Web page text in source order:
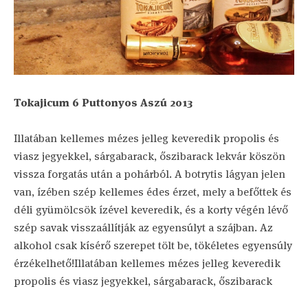
Tokajicum 6 Puttonyos Aszú 2013
Illatában kellemes mézes jelleg keveredik propolis és
viasz jegyekkel, sárgabarack, őszibarack lekvár köszön
vissza forgatás után a pohárból. A botrytis lágyan jelen
van, ízében szép kellemes édes érzet, mely a befőttek és
déli gyümölcsök ízével keveredik, és a korty végén lévő
szép savak visszaállítják az egyensúlyt a szájban. Az
alkohol csak kísérő szerepet tölt be, tökéletes egyensúly
érzékelhető!Illatában kellemes mézes jelleg keveredik
propolis és viasz jegyekkel, sárgabarack, őszibarack